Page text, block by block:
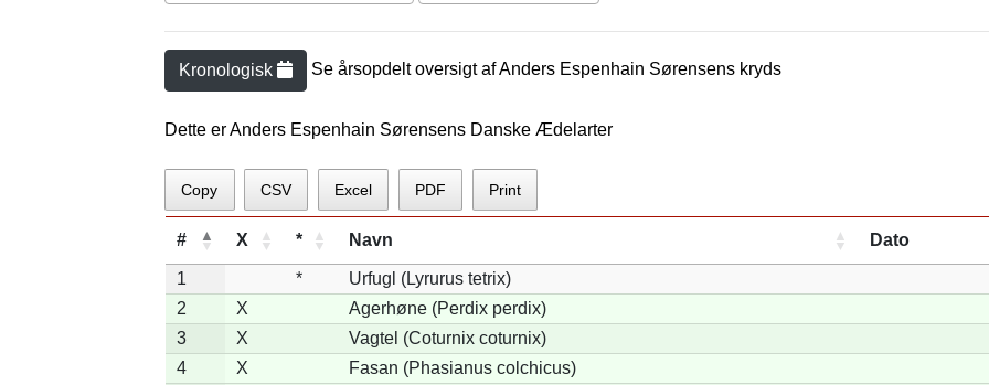
Kronologisk Se årsopdelt oversigt afAnders Espenhain Sørensens kryds
Dette er Anders Espenhain Sørensens Danske Ædelarter
Copy CSV Excel PDF Print
# X * Navn Dato
1 *
Urfugl (Lyrurus tetrix)
2
X
Agerhøne (Perdix perdix)
3
X
Vagtel (Coturnix coturnix)
4
X
Fasan (Phasianus colchicus)